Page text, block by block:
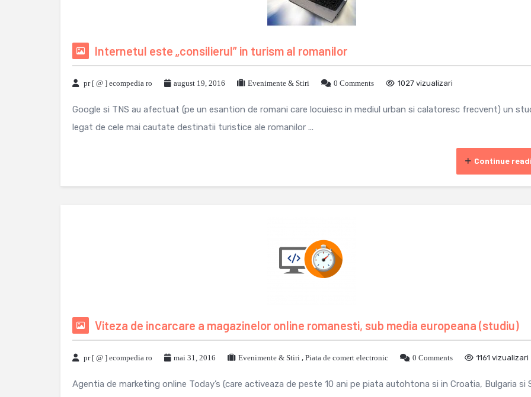
Internetul este „consilierul” in turism al romanilor
pr [ @ ] ecompedia ro august 19, 2016 Evenimente & Stiri 0 Comments 1027 vizualizari
Google si TNS au afectuat (pe un esantion de romani care locuiesc in mediul urban si calatoresc frecvent) un
legat de cele mai cautate destinatii turistice ale romanilor ...
Continue
Viteza de incarcare a magazinelor online romanesti, sub media europeana (studiu)
pr [ @ ] ecompedia ro mai 31, 2016 Evenimente & Stiri , Piata de comert electronic 0 Comments 1161 vizualizari
Agentia de marketing online Today’s (care activeaza de peste 10 ani pe piata autohtona si in Croatia, Bulgaria si